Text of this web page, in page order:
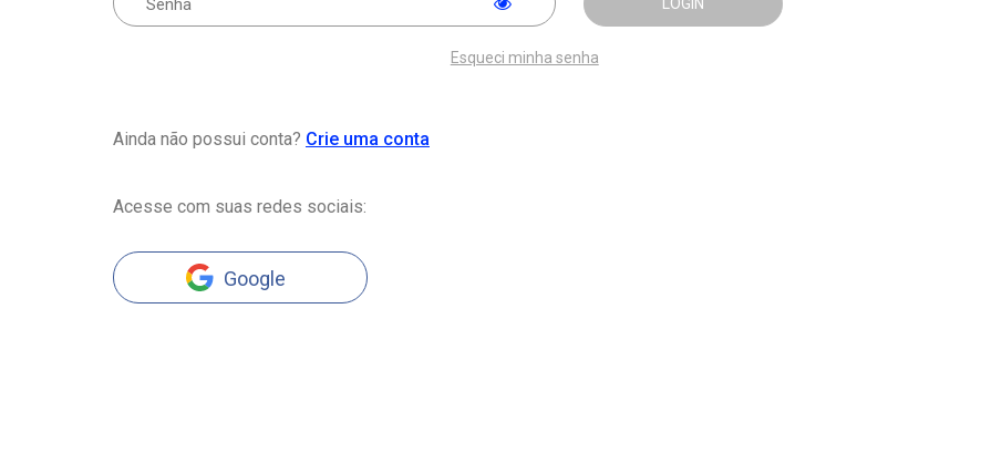
Esqueci minha senha
Ainda não possui conta? Crie uma conta
Acesse com suas redes sociais:
Google